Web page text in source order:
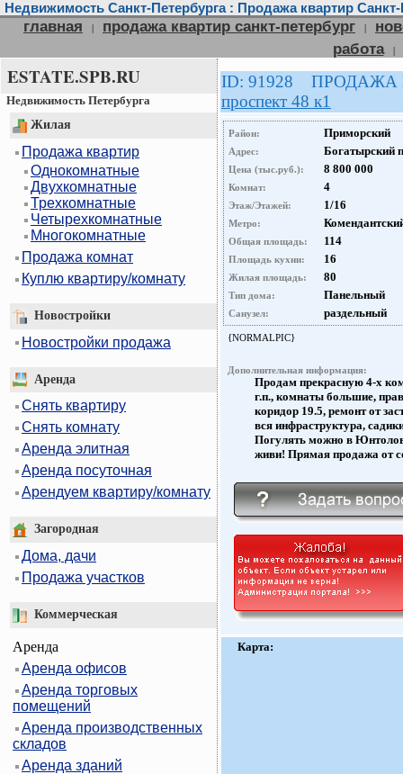
Недвижимость Санкт-Петербурга : Продажа квартир Санкт-
главная | продажа квартир санкт-петербург |
работа
|
ESTATE.SPB.RU
Недвижимость Петербурга
Жилая
Продажа квартир
Однокомнатные
Двухкомнатные
Трехкомнатные
Четырехкомнатные
Многокомнатные
Продажа комнат
Куплю квартиру/комнату
Новостройки
Новостройки продажа
Аренда
Снять квартиру
Снять комнату
Аренда элитная
Аренда посуточная
Арендуем квартиру/комнату
Загородная
Дома, дачи
Продажа участков
Коммерческая
Аренда
Аренда офисов
Аренда торговых
помещений
Аренда производственных
складов
Аренда зданий
ID: 91928
проспект 48 к1
Район: Приморский
Адрес: Богатырский
Цена (тыс.руб.): 8 800 000
Комнат: 4
Этаж/Этажей: 1/16
Метро:
Общая площадь: 114
Площадь кухни: 16
Жилая площадь: 80
Тип дома: Панельный
Санузел: раздельный
{NORMALPIC}
Дополнительная информация:
Продам прекрасную 4-х
г.п., комнаты большие,
коридор 19.5, ремонт от
вся инфраструктура,
Погулять можно в
живи! Прямая продажа от
Карта: